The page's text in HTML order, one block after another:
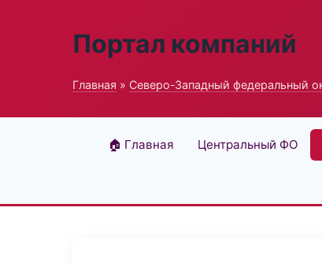
Портал компаний
Главная » Северо-Западный федеральный
🏠 Главная Центральный ФО